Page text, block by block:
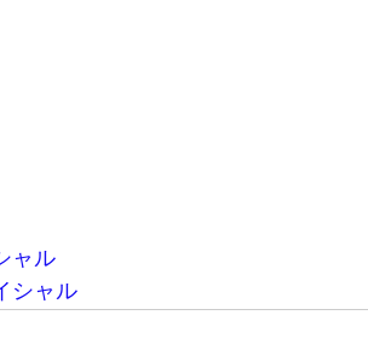
ャル
シャル